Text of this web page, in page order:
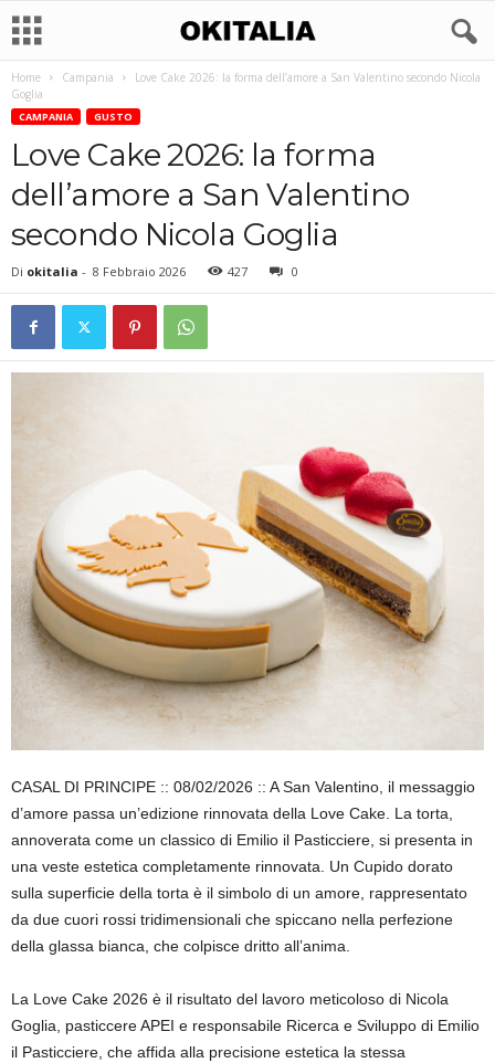
Home Campania
Love Cake 2026: la forma dell’amore a San Valentino secondo Nicola
Goglia
CAMPANIA GUSTO
Love Cake 2026: la forma
dell’amore a San Valentino
secondo Nicola Goglia
Di okitalia - 8 Febbraio 2026 427 0
CASAL DI PRINCIPE :: 08/02/2026 :: A San Valentino, il messaggio
d’amore passa un’edizione rinnovata della Love Cake. La torta,
annoverata come un classico di Emilio il Pasticciere, si presenta in
una veste estetica completamente rinnovata. Un Cupido dorato
sulla superficie della torta è il simbolo di un amore, rappresentato
da due cuori rossi tridimensionali che spiccano nella perfezione
della glassa bianca, che colpisce dritto all’anima.
La Love Cake 2026 è il risultato del lavoro meticoloso di Nicola
Goglia, pasticcere APEI e responsabile Ricerca e Sviluppo di Emilio
il Pasticciere, che affida alla precisione estetica la stessa